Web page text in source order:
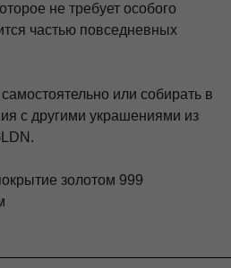
не требует особого
частью повседневных
или собирать в
с другими украшениями из
золотом 999